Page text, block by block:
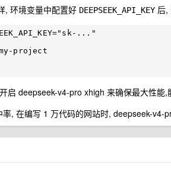
, 环境变量中配置好 DEEPSEEK_API_KEY 后,
..."
project
启 deepseek-v4-pro xhigh 来确保最大性能,
率, 在编写 1 万代码的网站时, deepseek-v4-